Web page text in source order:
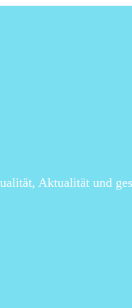
Aktualität und